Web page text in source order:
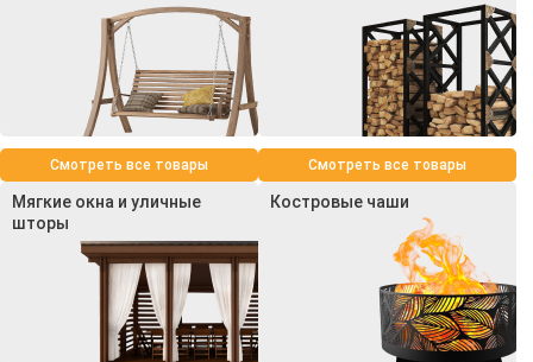
Смотреть все товары Смотреть все товары
Мягкие окна и уличные
шторы
Костровые чаши